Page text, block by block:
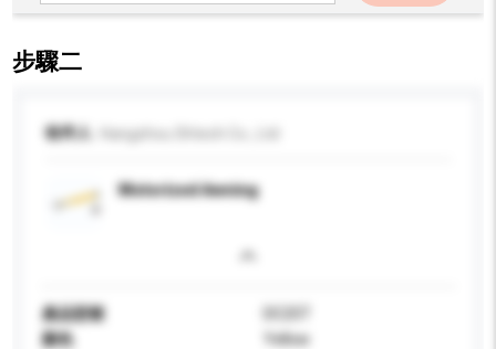
步驟二
收件人
Motorized Awning
產品型號
顏色
Yellow